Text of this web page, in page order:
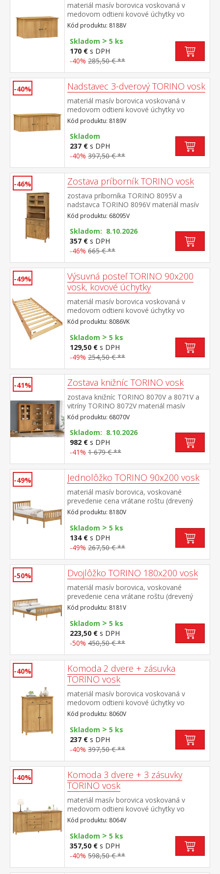
materiál masív borovica voskovaná v
medovom odtieni kovové úchytky vo
farebnom prevedení černená
mosadz nadstavec pre skriňu 8088V
Kód produktu: 8188V
Skladom > 5 ks
170 € s DPH
-40% 285,50 € **
-40% Nadstavec 3-dverový TORINO vosk
materiál masív borovica voskovaná v
medovom odtieni kovové úchytky vo
farebnom prevedení černená
mosadz nadstavec pre skriňu 8089V
Kód produktu: 8189V
Skladom
237 € s DPH
-40% 397,50 € **
-46% Zostava príborník TORINO vosk
zostava príborníka TORINO 8095V a
nadstavca TORINO 8096V materiál masív
borovica voskovaná v medovom
odtieni kovové úchytky vo farebnom
prevedení černená mosadz príborník: 2
zásuvky s kovovými pojazdmi, 2 plné dvere,
1 polica nadstavec: 2 presklené dvere, 1
80 cm rozmer nadstavca (š/h/v) 90 × 33 ×
100 cm
Kód produktu: 68095V
Skladom: 8.10.2026
357 € s DPH
-46% 665 € **
-49%
Výsuvná posteľ TORINO 90x200
vosk, kovové úchytky
materiál masív borovica voskovaná v
medovom odtieni kovové úchytky vo
farebnom prevedení černená
mosadz výsuvná na kolieskach, cena bez
matraca maximálna odporúčaná výška
matraca 14 cm odporúčaný rozmer
matraca 90 × 200 cm vhodná ako výsuvná
prístelka k pohovke TORINO 8085V
Kód produktu: 8086VK
Skladom > 5 ks
129,50 € s DPH
-49% 254,50 € **
-41% Zostava knižníc TORINO vosk
zostava knižníc TORINO 8070V a 8071V a
vitríny TORINO 8072V materiál masív
borovica voskovaná v medovom
odtieni kovové úchytky vo farebnom
prevedení černená mosadz knižnica 8070V:
štyri police knižnica 8071V: tri police, dve
zásuvky s kovovými pojazdmi vitrína 8072V:
police rozmer knižnice 8070V (š/h/v) 85 × 37
× 190 cm rozmer knižnice 8071V (š/h/v) 85
× 37 × 190 cm rozmer vitríny 8072V (š/h/v)
85 × 37 × 190 cm
Kód produktu: 68070V
Skladom: 8.10.2026
982 € s DPH
-41% 1 679 € **
-49% Jednolôžko TORINO 90x200 vosk
materiál masív borovica, voskované
prevedenie cena vrátane roštu (drevený
latkový) bez matraca odporúčaný rozmer
matraca 90 × 200 cm
Kód produktu: 8180V
Skladom > 5 ks
134 € s DPH
-49% 267,50 € **
-50% Dvojlôžko TORINO 180x200 vosk
materiál masív borovica, voskované
prevedenie cena vrátane roštu (drevený
latkový) bez matraca odporúčaný rozmer
matraca 180 × 200 cm alebo 2 kusy 90 ×
200 cm
Kód produktu: 8181V
Skladom > 5 ks
223,50 € s DPH
-50% 450,50 € **
-40%
Komoda 2 dvere + zásuvka
TORINO vosk
materiál masív borovica voskovaná v
medovom odtieni kovové úchytky vo
farebnom prevedení černená mosadz 1
zásuvka s kovovými pojazdmi, 2 plné dvere,
1 polica maximálne nosnosti uvedené v
návode na montáž
Kód produktu: 8060V
Skladom > 5 ks
237 € s DPH
-40% 397,50 € **
-40%
Komoda 3 dvere + 3 zásuvky
TORINO vosk
materiál masív borovica voskovaná v
medovom odtieni kovové úchytky vo
farebnom prevedení černená mosadz 3
zásuvky s kovovými pojazdmi, 3 plné dvere,
2 police maximálne nosnosti uvedené v
návode na montáž
Kód produktu: 8064V
Skladom > 5 ks
357,50 € s DPH
-40% 598,50 € **